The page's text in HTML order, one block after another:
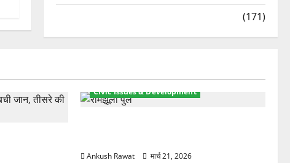
(171)
Civic Issues & Development
Ankush Rawat मार्च 21, 2026